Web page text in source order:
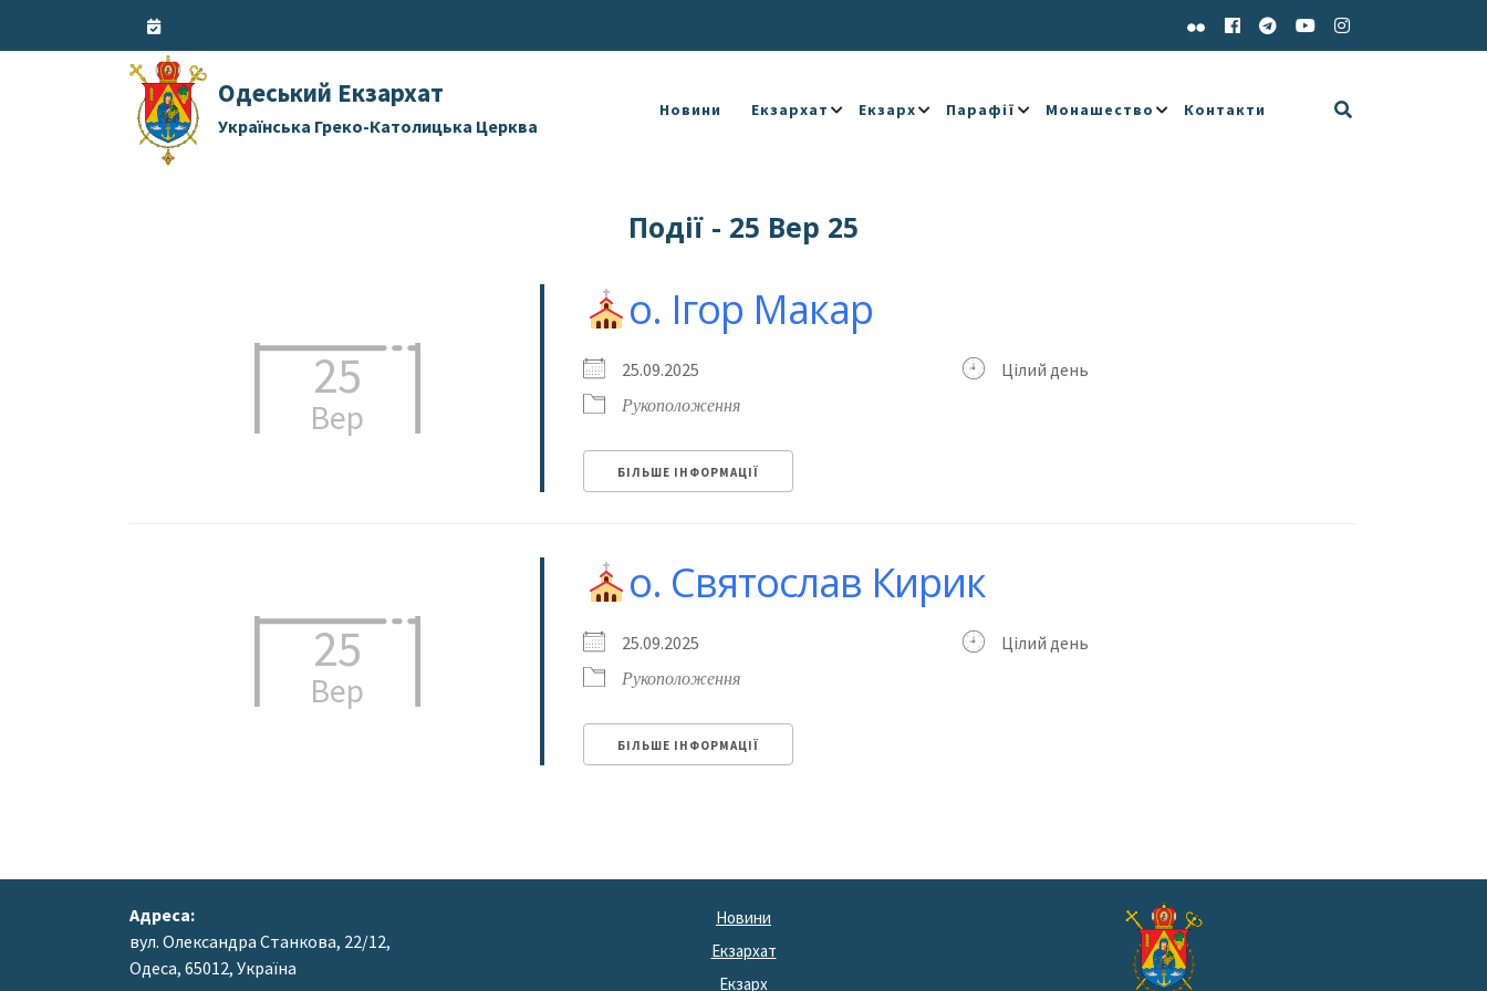
Одеський Екзархат
Українська Греко-Католицька Церква
Новини Екзархат Екзарх Парафії Монашество Контакти
Події - 25 Вер 25
25
Вер
о. Ігор Макар
25.09.2025
Цілий день
Рукоположення
БІЛЬШЕ ІНФОРМАЦІЇ
25
Вер
о. Святослав Кирик
25.09.2025
Цілий день
Рукоположення
БІЛЬШЕ ІНФОРМАЦІЇ
Адреса:
вул. Олександра Станкова, 22/12,
Одеса, 65012, Україна
Новини
Екзархат
Екзарх